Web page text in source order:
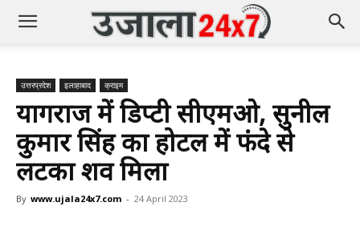
उत्तरप्रदेश इलाहाबाद क्राइम
प्रयागराज में डिप्टी सीएमओ, सुनील
कुमार सिंह का होटल में फंदे से
लटका शव मिला
By www.ujala24x7.com - 24 April 2023